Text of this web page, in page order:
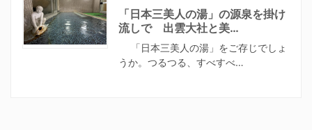
「日本三美人の湯」の源泉を掛け
流しで 出雲大社と美…
「日本三美人の湯」をご存じでしょ
うか。つるつる、すべすべ…